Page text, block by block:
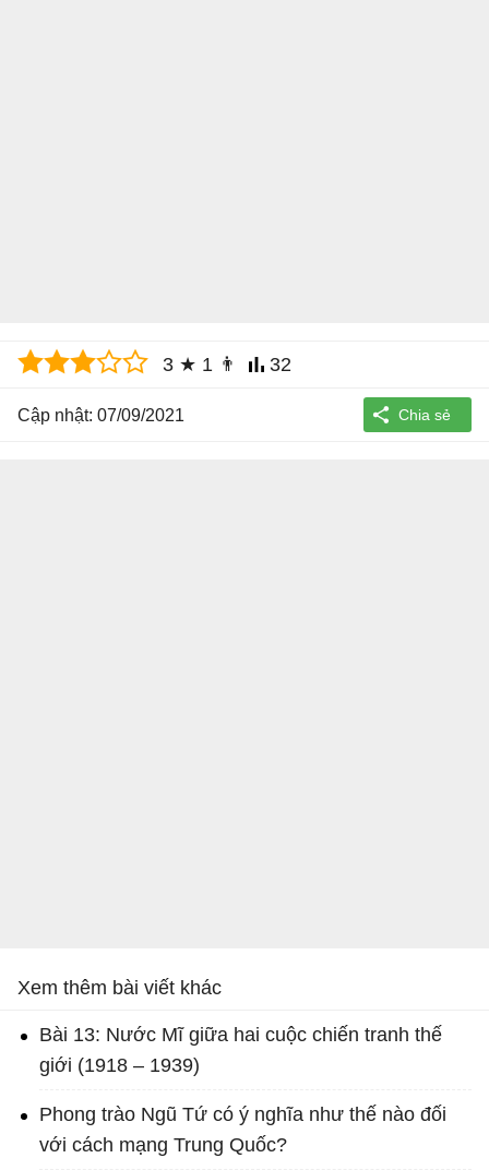
3 ★ 1 👨 32
Cập nhật: 07/09/2021
Xem thêm bài viết khác
Bài 13: Nước Mĩ giữa hai cuộc chiến tranh thế
giới (1918 – 1939)
Phong trào Ngũ Tứ có ý nghĩa như thế nào đối
với cách mạng Trung Quốc?